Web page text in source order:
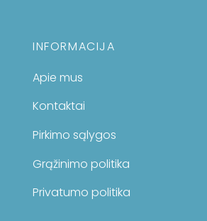
INFORMACIJA
Apie mus
Kontaktai
Pirkimo sąlygos
Grąžinimo politika
Privatumo politika